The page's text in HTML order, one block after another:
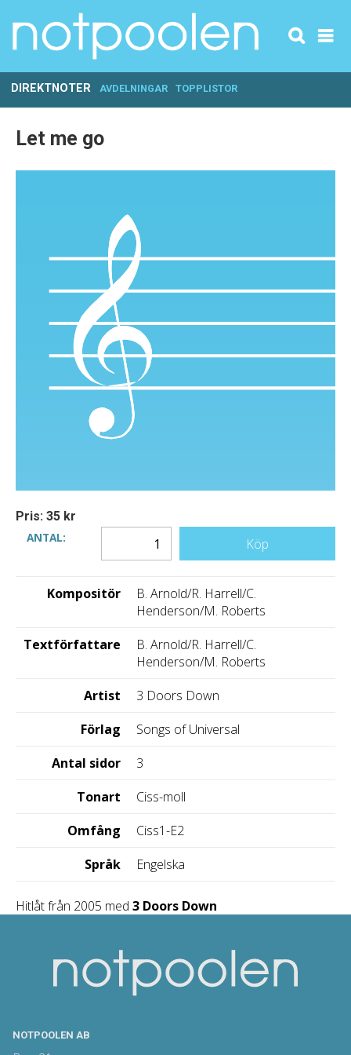
DIREKTNOTER AVDELNINGAR TOPPLISTOR
Let me go
Pris: 35 kr
ANTAL:
Köp
Kompositör
B. Arnold/R. Harrell/C.
Henderson/M. Roberts
Textförfattare
B. Arnold/R. Harrell/C.
Henderson/M. Roberts
Artist
3 Doors Down
Förlag
Songs of Universal
Antal sidor
3
Tonart
Ciss-moll
Omfång
Ciss1-E2
Språk
Engelska
Hitlåt från 2005 med 3 Doors Down
NOTPOOLEN AB